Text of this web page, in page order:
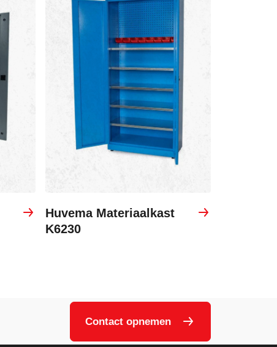
Huvema Materiaalkast
K6230
Contact opnemen